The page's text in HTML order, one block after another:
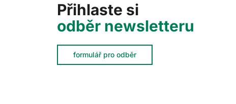
Přihlaste si
odběr newsletteru
formulář pro odběr